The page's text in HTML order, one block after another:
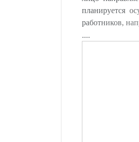
планируется
работников,
....